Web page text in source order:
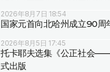
2026年8月7日 18:54
国家元首向北哈州成立90周
2026年8月5日 17:45
托卡耶夫选集《公正社会
式出版